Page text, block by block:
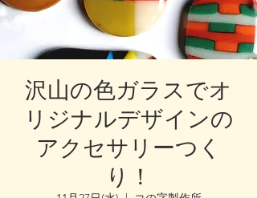
沢山の色ガラスでオ
リジナルデザインの
アクセサリーつく
り！